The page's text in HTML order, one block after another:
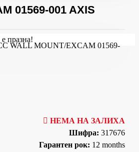
празна!
01569-001 AXIS
НЕМА НА ЗАЛИХА
Шифра: 317676
Гарантен рок: 12 months